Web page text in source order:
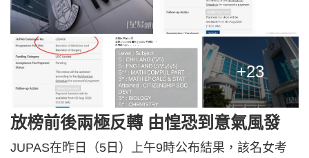
+23
放榜前後兩極反轉 由惶恐到意氣風發
JUPAS在昨日（5日）上午9時公布結果，該名女考